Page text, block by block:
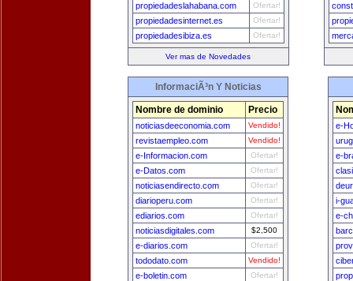
propiedadeslahabana.com Ofertar!
propiedadesinternet.es Ofertar!
propiedadesibiza.es Ofertar!
Ver mas de Novedades
InformaciÃ³n Y Noticias
Nombre de dominio Precio
noticiasdeeconomia.com Vendido!
revistaempleo.com Vendido!
e-Informacion.com Ofertar!
e-Datos.com Ofertar!
noticiasendirecto.com Ofertar!
diarioperu.com Ofertar!
ediarios.com Ofertar!
noticiasdigitales.com $2,500
e-diarios.com Ofertar!
tododato.com Vendido!
e-boletin.com Ofertar!
e-
e-
i-
e-